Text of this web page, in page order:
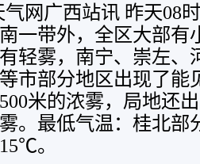
气网广西站讯 昨天08
一带外，全区大部有
轻雾，南宁、崇左、
市部分地区出现了能
米的浓雾，局地还
。最低气温：桂北
。